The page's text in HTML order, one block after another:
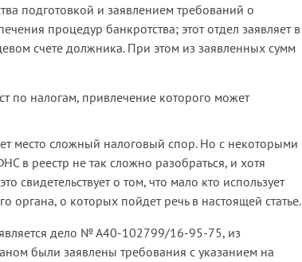
подготовкой и заявлением требований о
процедур банкротства; этот отдел заявляет в
счете должника. При этом из заявленных сумм
по налогам, привлечение которого может
место сложный налоговый спор. Но с некоторыми
в реестр не так сложно разобраться, и хотя
свидетельствует о том, что мало кто использует
о которых пойдет речь в настоящей статье.
дело № А40-102799/16-95-75, из
были заявлены требования с указанием на